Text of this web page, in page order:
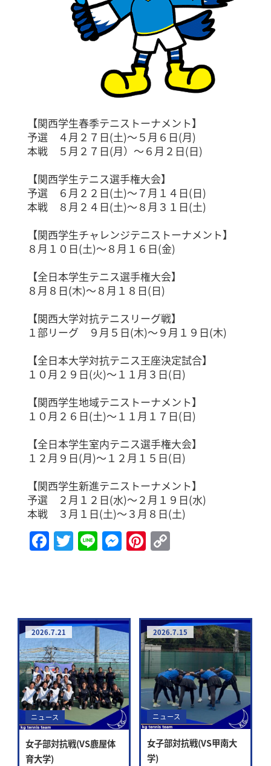
【関西学生春季テニストーナメント】
予選 ４月２７日(土)～５月６日(月)
本戦 ５月２７日(月）～６月２日(日)
【関西学生テニス選手権大会】
予選 ６月２２日(土)～７月１４日(日)
本戦 ８月２４日(土)～８月３１日(土)
【関西学生チャレンジテニストーナメント】
８月１０日(土)～８月１６日(金)
【全日本学生テニス選手権大会】
８月８日(木)～８月１８日(日)
【関西大学対抗テニスリーグ戦】
１部リーグ ９月５日(木)～９月１９日(木)
【全日本大学対抗テニス王座決定試合】
１０月２９日(火)～１１月３日(日)
【関西学生地域テニストーナメント】
１０月２６日(土)～１１月１７日(日)
【全日本学生室内テニス選手権大会】
１２月９日(月)～１２月１５日(日)
【関西学生新進テニストーナメント】
予選 ２月１２日(水)～２月１９日(水)
本戦 ３月１日(土)～３月８日(土)
Facebook
Twitter
LineMessenger
Pinterest
Copy
2026.7.21
ニュース
女子部対抗戦(VS鹿屋体
育大学)
2026.7.15
ニュース
女子部対抗戦(VS甲南大
学)